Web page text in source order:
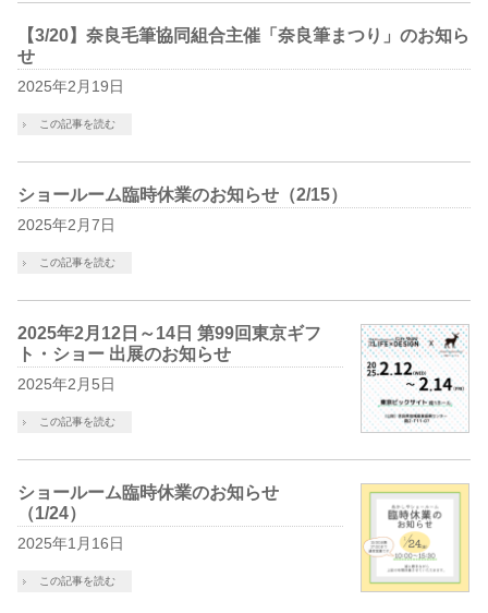
【3/20】奈良毛筆協同組合主催「奈良筆まつり」のお知ら
せ
2025年2月19日
この記事を読む
ショールーム臨時休業のお知らせ（2/15）
2025年2月7日
この記事を読む
2025年2月12日～14日 第99回東京ギフ
ト・ショー 出展のお知らせ
2025年2月5日
この記事を読む
ショールーム臨時休業のお知らせ
（1/24）
2025年1月16日
この記事を読む